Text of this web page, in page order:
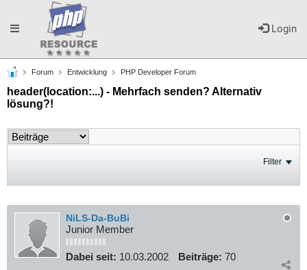
Login
Toggle
navigation
Forum Entwicklung PHP Developer Forum
header(location:...) - Mehrfach senden? Alternativ
lösung?!
Filter
NiLS-Da-BuBi
Junior Member
Dabei seit: 10.03.2002 Beiträge: 70